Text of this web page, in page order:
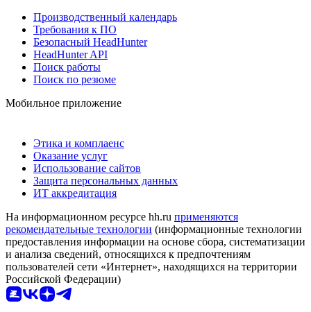
Производственный календарь
Требования к ПО
Безопасный HeadHunter
HeadHunter API
Поиск работы
Поиск по резюме
Мобильное приложение
Этика и комплаенс
Оказание услуг
Использование сайтов
Защита персональных данных
ИТ аккредитация
На информационном ресурсе hh.ru применяются
рекомендательные технологии (информационные технологии
предоставления информации на основе сбора, систематизации
и анализа сведений, относящихся к предпочтениям
пользователей сети «Интернет», находящихся на территории
Российской Федерации)